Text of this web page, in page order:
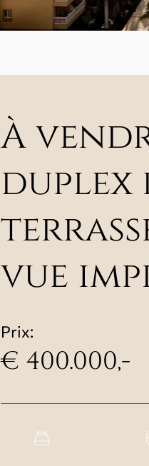
À
duplex
vue
Prix:
€ 400.000,-